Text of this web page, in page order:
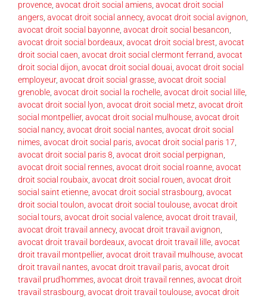
provence, avocat droit social amiens, avocat droit social
angers, avocat droit social annecy, avocat droit social avignon,
avocat droit social bayonne, avocat droit social besancon,
avocat droit social bordeaux, avocat droit social brest, avocat
droit social caen, avocat droit social clermont ferrand, avocat
droit social dijon, avocat droit social douai, avocat droit social
employeur, avocat droit social grasse, avocat droit social
grenoble, avocat droit social la rochelle, avocat droit social lille,
avocat droit social lyon, avocat droit social metz, avocat droit
social montpellier, avocat droit social mulhouse, avocat droit
social nancy, avocat droit social nantes, avocat droit social
nimes, avocat droit social paris, avocat droit social paris 17,
avocat droit social paris 8, avocat droit social perpignan,
avocat droit social rennes, avocat droit social roanne, avocat
droit social roubaix, avocat droit social rouen, avocat droit
social saint etienne, avocat droit social strasbourg, avocat
droit social toulon, avocat droit social toulouse, avocat droit
social tours, avocat droit social valence, avocat droit travail ,
avocat droit travail annecy, avocat droit travail avignon,
avocat droit travail bordeaux, avocat droit travail lille, avocat
droit travail montpellier, avocat droit travail mulhouse, avocat
droit travail nantes, avocat droit travail paris, avocat droit
travail prud'hommes, avocat droit travail rennes, avocat droit
travail strasbourg, avocat droit travail toulouse, avocat droit